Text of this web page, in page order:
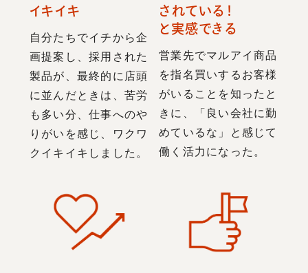
イキイキ
自分たちでイチから企
画提案し、採用された
製品が、最終的に店頭
に並んだときは、苦労
も多い分、仕事へのや
りがいを感じ、ワクワ
クイキイキしました。
されている！
と実感できる
営業先でマルアイ商品
を指名買いするお客様
がいることを知ったと
きに、「良い会社に勤
めているな」と感じて
働く活力になった。